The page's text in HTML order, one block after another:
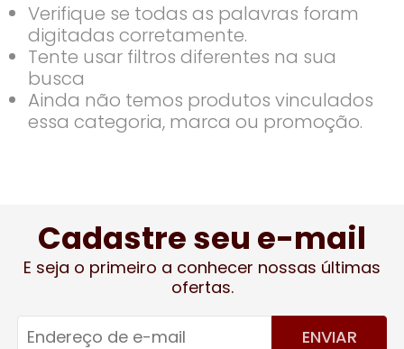
Verifique se todas as palavras foram
digitadas corretamente.
Tente usar filtros diferentes na sua
busca
Ainda não temos produtos vinculados
essa categoria, marca ou promoção.
Cadastre seu e-mail
E seja o primeiro a conhecer nossas últimas
ofertas.
ENVIAR